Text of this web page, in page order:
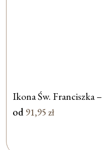
Ikona Św. Franciszka
od 91,95 zł